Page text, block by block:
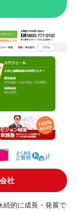
社
続的に成長・発展で